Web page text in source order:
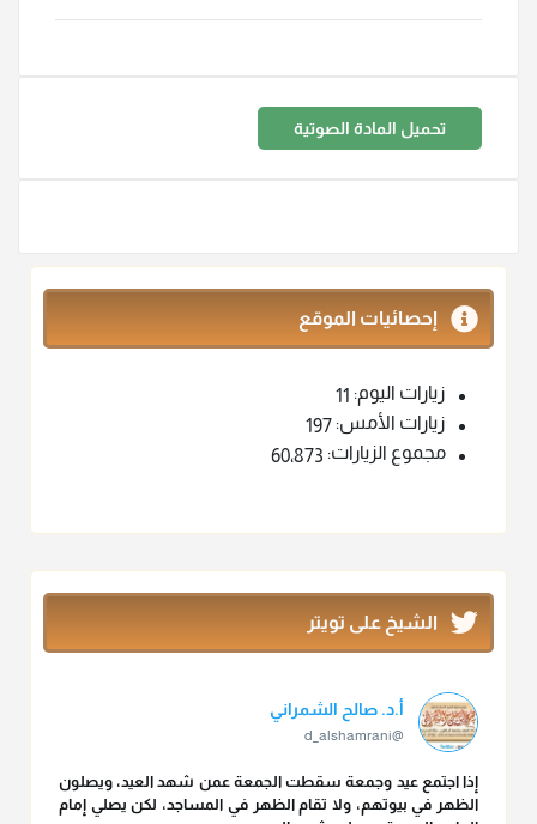
تحميل المادة الصوتية
إحصائيات الموقع
زيارات اليوم: 11
زيارات الأمس: 197
مجموع الزيارات: 60٬873
الشيخ على تويتر
أ.د. صالح الشمراني
@d_alshamrani
إذا اجتمع عيد وجمعة سقطت الجمعة عمن شهد العيد، ويصلون
الظهر في بيوتهم، ولا تقام الظهر في المساجد، لكن يصلي إمام